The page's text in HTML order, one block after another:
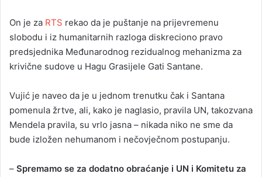
On je za RTS rekao da je puštanje na prijevremenu
slobodu i iz humanitarnih razloga diskreciono pravo
predsjednika Međunarodnog rezidualnog mehanizma za
krivične sudove u Hagu Grasijele Gati Santane.
Vujić je naveo da je u jednom trenutku čak i Santana
pomenula žrtve, ali, kako je naglasio, pravila UN, takozvana
Mendela pravila, su vrlo jasna – nikada niko ne sme da
bude izložen nehumanom i nečovječnom postupanju.
– Spremamo se za dodatno obraćanje i UN i Komitetu za